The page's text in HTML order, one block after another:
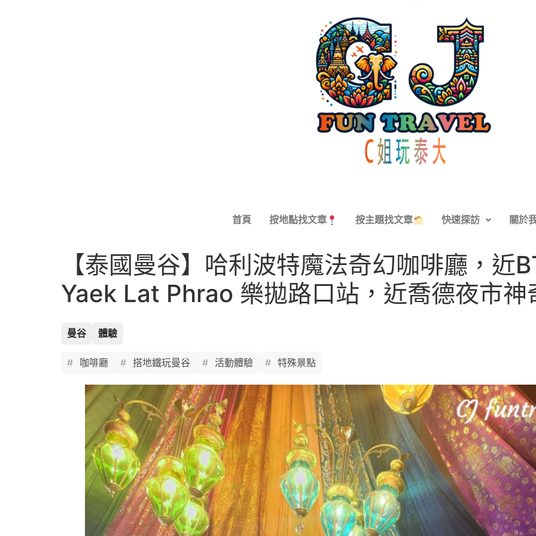
首頁 按地點找文章 按主題找文章 快速探訪 關於
【泰國曼谷】哈利波特魔法奇幻咖啡廳，近
Yaek Lat Phrao 樂拋路口站，近喬德夜市神
曼谷 體驗
咖啡廳 搭地鐵玩曼谷 活動體驗 特殊景點